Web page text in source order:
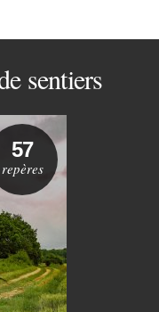
sentiers
57
repères